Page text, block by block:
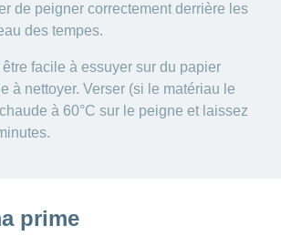
de peigner correctement derrière les
des tempes.
facile à essuyer sur du papier
à nettoyer. Verser (si le matériau le
à 60°C sur le peigne et laissez
prime